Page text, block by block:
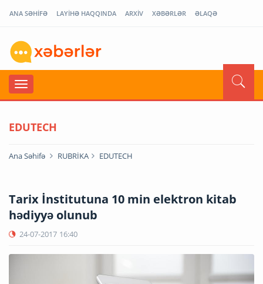
ANA SƏHİFƏ LAYİHƏ HAQQINDA ARXİV XƏBƏRLƏR ƏLAQƏ
EDUTECH
Ana Səhifə RUBRİKA EDUTECH
Tarix İnstitutuna 10 min elektron kitab
hədiyyə olunub
24-07-2017 16:40